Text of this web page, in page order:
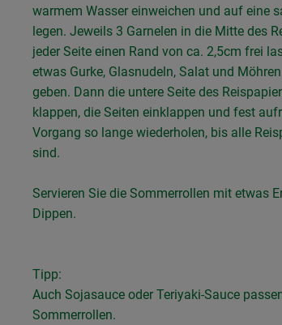
warmem Wasser einweichen und auf eine
legen. Jeweils 3 Garnelen in die Mitte des
jeder Seite einen Rand von ca. 2,5cm frei
etwas Gurke, Glasnudeln, Salat und
geben. Dann die untere Seite des
klappen, die Seiten einklappen und fest
Vorgang so lange wiederholen, bis alle
sind.
Servieren Sie die Sommerrollen mit etwas
Dippen.
Tipp:
Auch Sojasauce oder Teriyaki-Sauce
Sommerrollen.